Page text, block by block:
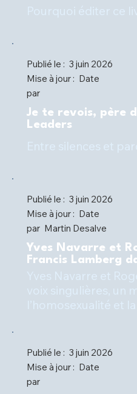
Publié le : 3 juin 2026
Mise à jour : Date
par
Je te revois, père
Leaders
Publié le : 3 juin 2026
Mise à jour : Date
par Martin Desalve
Yves Navarre et
Francis Lamberg
Publié le : 3 juin 2026
Mise à jour : Date
par